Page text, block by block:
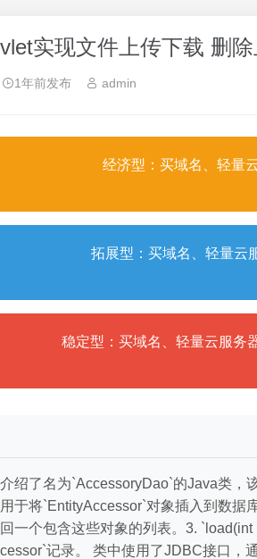
实现文件上传下载 删
1年前发布 admin
经济型：买域名、轻量
拓展型：买域名、轻量云
稳定型：买域名、轻量云服务
绍了名为`AccessoryDao`的Java类，
于将`EntityAccessor`对象插入到数据
一个包含这些对象的列表。3.
记录。 类中使用了JDBC接口，